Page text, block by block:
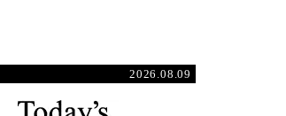
2026.08.09